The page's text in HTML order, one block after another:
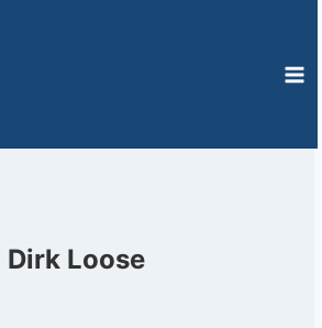
Dirk Loose